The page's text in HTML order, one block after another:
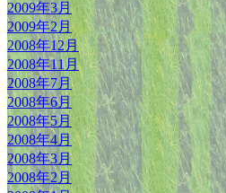
2009年3月
2009年2月
2008年12月
2008年11月
2008年7月
2008年6月
2008年5月
2008年4月
2008年3月
2008年2月